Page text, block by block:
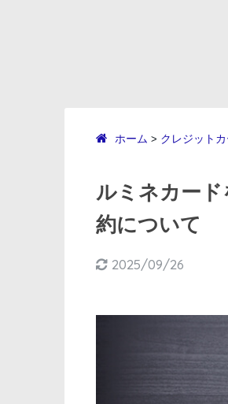
ホーム > クレジットカ
ルミネカー
約について
2025/09/26